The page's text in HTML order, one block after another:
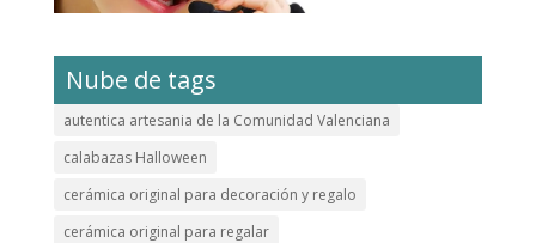
Nube de tags
autentica artesania de la Comunidad Valenciana
calabazas Halloween
cerámica original para decoración y regalo
cerámica original para regalar